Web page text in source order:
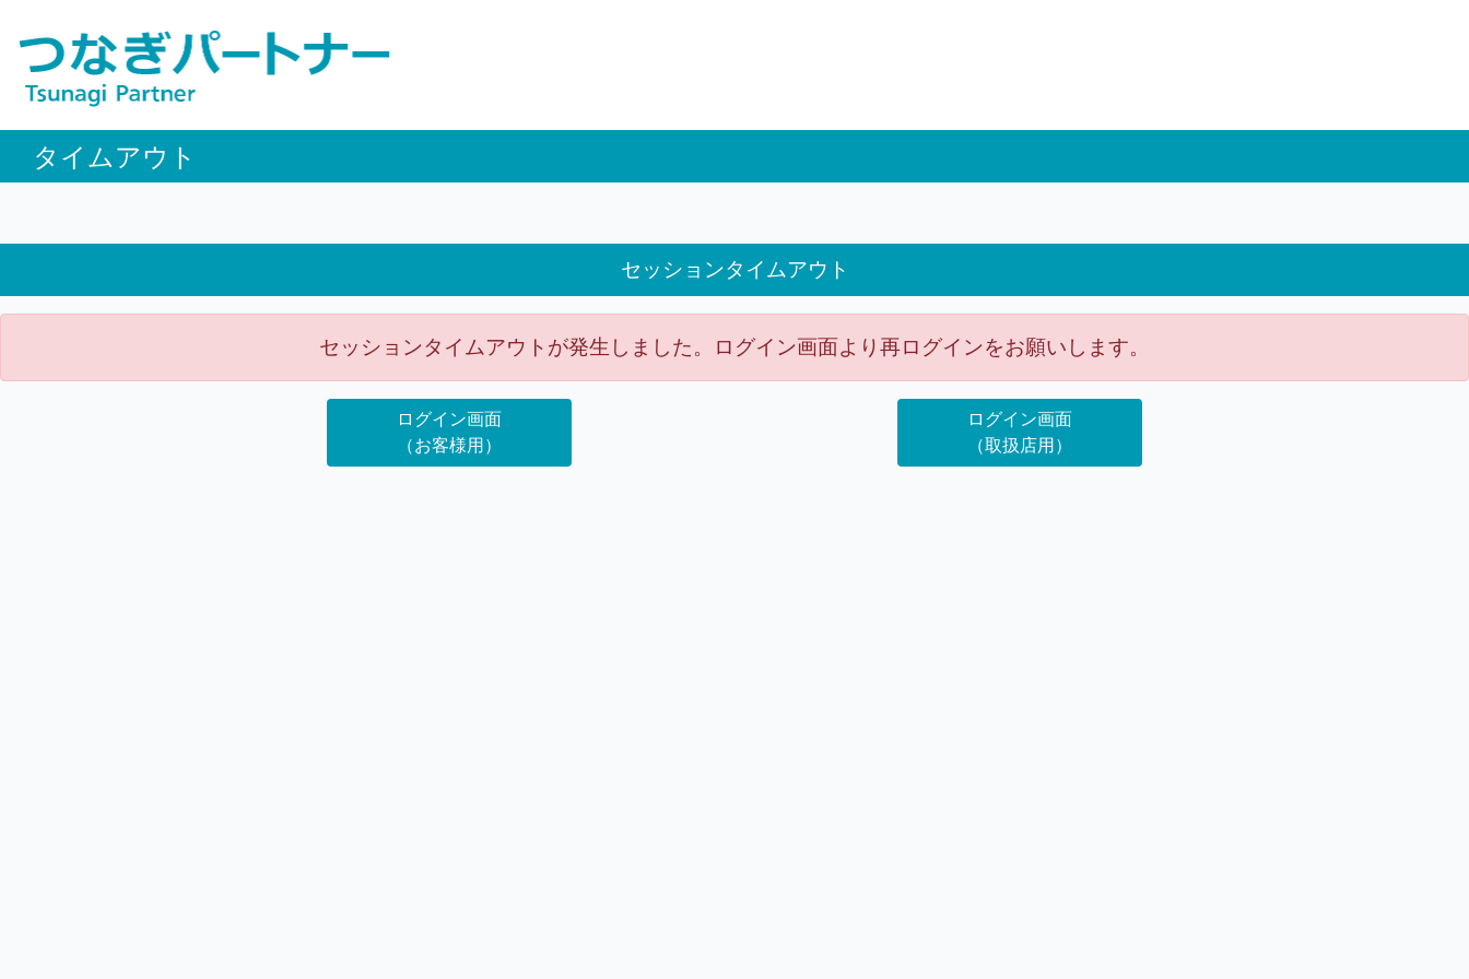
タイムアウト
セッションタイムアウト
セッションタイムアウトが発生しました。ログイン画面より再ログインをお願いします。
ログイン画面
（お客様用）
ログイン画面
（取扱店用）